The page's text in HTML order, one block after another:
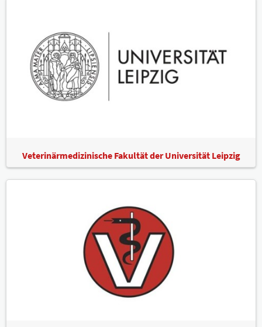
Veterinärmedizinische Fakultät der Universität Leipzig